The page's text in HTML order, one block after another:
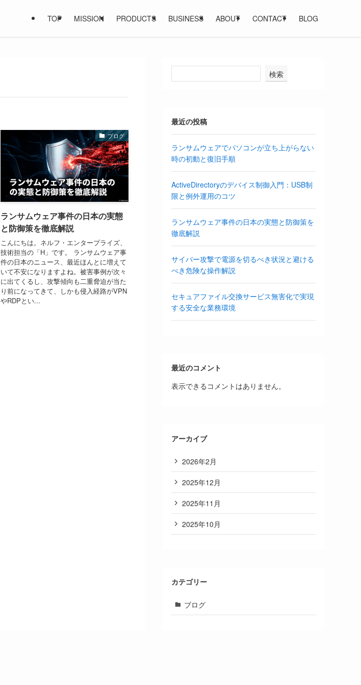
TOP MISSION PRODUCTS BUSINESS ABOUT CONTACT BLOG
ブログ
ランサムウェア事件の日本の実態
と防御策を徹底解説
こんにちは。ネルフ・エンタープライズ、
技術担当の「H」です。 ランサムウェア事
件の日本のニュース、最近ほんとに増えて
いて不安になりますよね。被害事例が次々
に出てくるし、攻撃傾向も二重脅迫が当た
り前になってきて、しかも侵入経路がVPN
やRDPとい...
検索
最近の投稿
ランサムウェアでパソコンが立ち上がらない
時の初動と復旧手順
ActiveDirectoryのデバイス制御入門：USB制
限と例外運用のコツ
ランサムウェア事件の日本の実態と防御策を
徹底解説
サイバー攻撃で電源を切るべき状況と避ける
べき危険な操作解説
セキュアファイル交換サービス無害化で実現
する安全な業務環境
最近のコメント
表示できるコメントはありません。
アーカイブ
2026年2月
2025年12月
2025年11月
2025年10月
カテゴリー
ブログ